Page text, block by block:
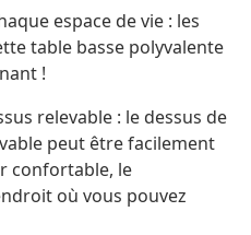
espace de vie : les
table basse polyvalente
!
relevable : le dessus de
peut être facilement
confortable, le
où vous pouvez